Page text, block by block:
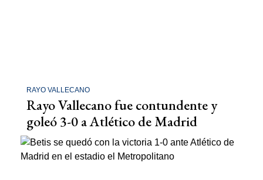
RAYO VALLECANO
Rayo Vallecano fue contundente y
goleó 3-0 a Atlético de Madrid